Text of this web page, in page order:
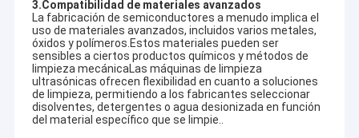
3.Compatibilidad de materiales avanzados
La fabricación de semiconductores a menudo implica el
uso de materiales avanzados, incluidos varios metales,
óxidos y polímeros.Estos materiales pueden ser
sensibles a ciertos productos químicos y métodos de
limpieza mecánicaLas máquinas de limpieza
ultrasónicas ofrecen flexibilidad en cuanto a soluciones
de limpieza, permitiendo a los fabricantes seleccionar
disolventes, detergentes o agua desionizada en función
del material específico que se limpie..